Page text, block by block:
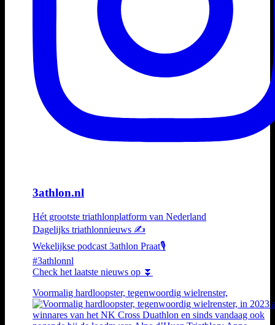
3athlon.nl
Hét grootste triathlonplatform van Nederland
Dagelijks triathlonnieuws ✍️
Wekelijkse podcast 3athlon Praat🎙️
#3athlonnl
Check het laatste nieuws op ⏬
Voormalig hardloopster, tegenwoordig wielrenster,